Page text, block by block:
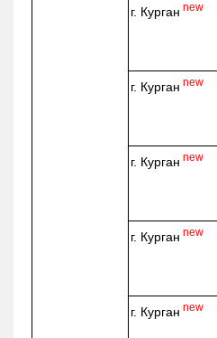
г. Курган new
г. Курган new
г. Курган new
г. Курган new
г. Курган new